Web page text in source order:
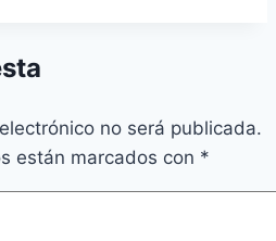
no será publicada.
están marcados con *